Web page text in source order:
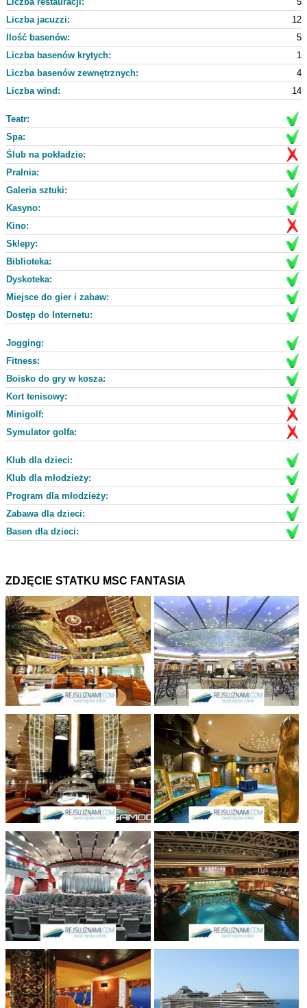
Liczba jacuzzi:
12
Ilość basenów:
5
Liczba basenów krytych:
1
Liczba basenów zewnętrznych:
4
Liczba wind:
14
Teatr:
Spa:
Ślub na pokładzie:
Pralnia:
Galeria sztuki:
Kasyno:
Kino:
Sklepy:
Biblioteka:
Dyskoteka:
Miejsce do gier i zabaw:
Dostęp do Internetu:
Jogging:
Fitness:
Boisko do gry w kosza:
Kort tenisowy:
Minigolf:
Symulator golfa:
Klub dla dzieci:
Klub dla młodzieży:
Program dla młodzieży:
Zabawa dla dzieci:
Basen dla dzieci:
ZDJĘCIE STATKU MSC FANTASIA